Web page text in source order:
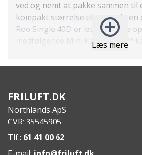
Læs mere
ved og nemt at pakke sammen til
kompakt størrelse tilsvarende en
Roo Single 40D er let at hænge
medfølgende Mini Kanga Claw™
stærkere end stål og sikrer en
Hængekøjen kan pakkes sammen i
vedhæftede, vandtætte
fungerer som en lomme til
mobiltelefon og lommelygte, når
FRILUFT.DK
Northlands ApS
CVR: 35545905
Tlf.: 61 41 00 62